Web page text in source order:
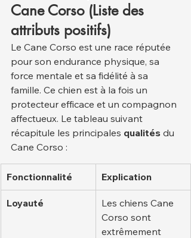
Cane Corso (Liste des
attributs positifs)
Le Cane Corso est une race réputée
pour son endurance physique, sa
force mentale et sa fidélité à sa
famille. Ce chien est à la fois un
protecteur efficace et un compagnon
affectueux. Le tableau suivant
récapitule les principales qualités du
Cane Corso :
Fonctionnalité Explication
Loyauté
Les chiens Cane
Corso sont
extrêmement